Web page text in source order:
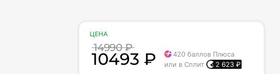
ЦЕНА
14990 ₽
10493 ₽ 420 баллов Плюса
или в Сплит
2 623 ₽